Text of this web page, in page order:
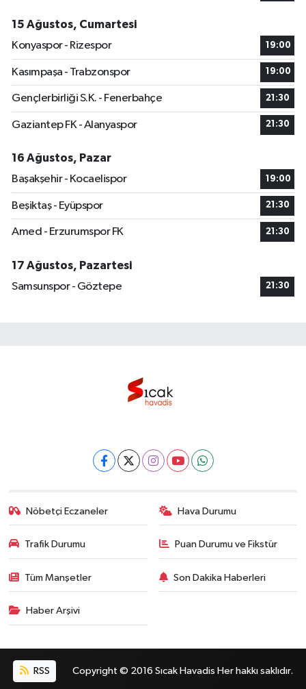
15 Ağustos, Cumartesi
Konyaspor - Rizespor
19:00
Kasımpaşa - Trabzonspor 19:00
Gençlerbirliği S.K. - Fenerbahçe 21:30
Gaziantep FK - Alanyaspor 21:30
16 Ağustos, Pazar
Başakşehir - Kocaelispor
19:00
Beşiktaş - Eyüpspor 21:30
Amed - Erzurumspor FK 21:30
17 Ağustos, Pazartesi
Samsunspor - Göztepe
21:30
Nöbetçi Eczaneler Hava Durumu
Trafik Durumu Puan Durumu ve Fikstür
Tüm Manşetler Son Dakika Haberleri
Haber Arşivi
RSS Copyright © 2016 Sıcak Havadis Her hakkı saklıdır.